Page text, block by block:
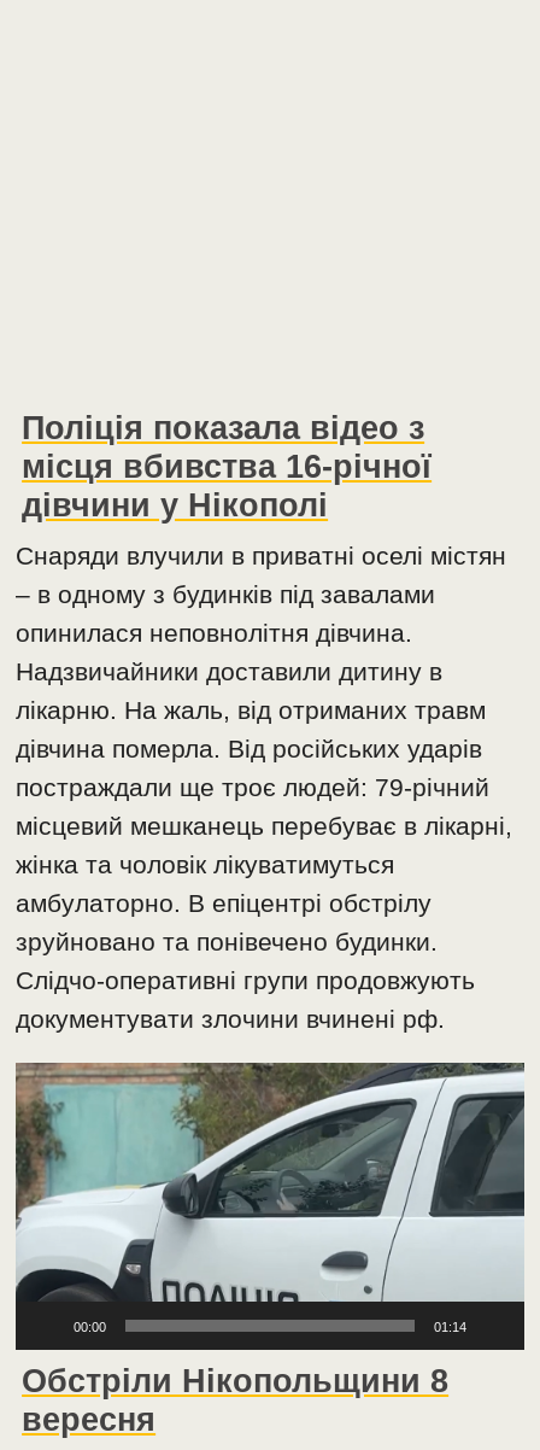
Поліція показала відео з
місця вбивства 16-річної
дівчини у Нікополі
Снаряди влучили в приватні оселі містян
– в одному з будинків під завалами
опинилася неповнолітня дівчина.
Надзвичайники доставили дитину в
лікарню. На жаль, від отриманих травм
дівчина померла. Від російських ударів
постраждали ще троє людей: 79-річний
місцевий мешканець перебуває в лікарні,
жінка та чоловік лікуватимуться
амбулаторно. В епіцентрі обстрілу
зруйновано та понівечено будинки.
Слідчо-оперативні групи продовжують
документувати злочини вчинені рф.
Відеопрогравач
00:00 01:14
Обстріли Нікопольщини 8
вересня